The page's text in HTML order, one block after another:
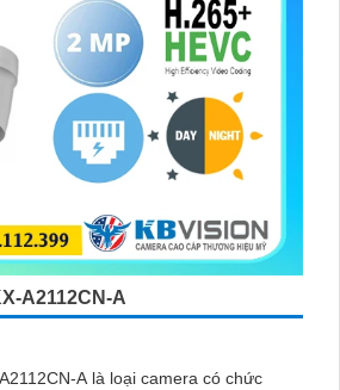
A2112CN-A
A là loại camera có chức